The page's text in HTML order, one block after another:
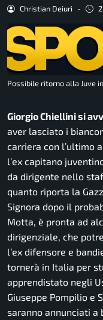
Christian Deiuri -
Possibile ritorno alla Juve
Giorgio Chiellini si
aver lasciato i
carriera con l’ultimo
l’ex capitano
da dirigente nello
quanto riporta la
Signora dopo il
Motta, è pronta ad
dirigenziale, che
l’ex difensore e
tornerà in Italia per
apprendistato negli
Giuseppe Pompilio e
saranno annunciati a